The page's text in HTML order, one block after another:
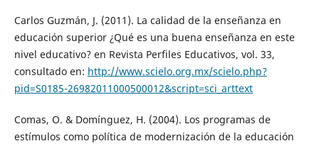
Carlos Guzmán, J. (2011). La calidad de la enseñanza en
educación superior ¿Qué es una buena enseñanza en este
nivel educativo? en Revista Perfiles Educativos, vol. 33,
consultado en: http://www.scielo.org.mx/scielo.php?
pid=S0185-26982011000500012&script=sci_arttext
Comas, O. & Domínguez, H. (2004). Los programas de
estímulos como política de modernización de la educación